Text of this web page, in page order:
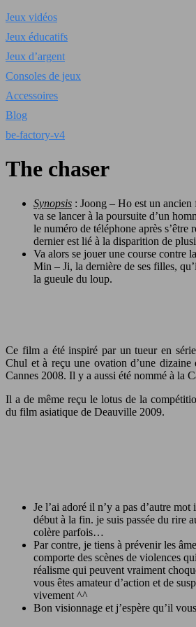
Jeux vidéos
Jeux éducatifs
Jeux d’argent
Consoles de jeux
Accessoires
Blog
be-factory-v4
The chaser
Synopsis : Joong – Ho est un
va se lancer à la poursuite d’un
le numéro de téléphone après s’être
dernier est lié à la disparition de
Va alors se jouer une course contre
Min – Ji, la dernière de ses filles,
la gueule du loup.
Ce film a été inspiré par un tueur en
Chul et à reçu une ovation d’une dizaine
Cannes 2008. Il y a aussi été nommé à la
Il a de même reçu le lotus de la
du film asiatique de Deauville 2009.
Je l’ai adoré il n’y a pas d’autre
début à la fin. je suis passée du rire
colère parfois…
Par contre, je tiens à prévenir les
comporte des scènes de violences
réalisme qui peuvent vraiment
vous êtes amateur d’action et de
vivement ^^
Bon visionnage et j’espère qu’il